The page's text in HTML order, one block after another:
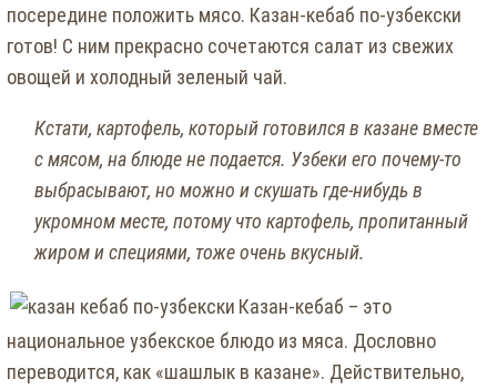
посередине положить мясо. Казан-кебаб по-узбекски
готов! С ним прекрасно сочетаются салат из свежих
овощей и холодный зеленый чай.
Кстати, картофель, который готовился в казане вместе
с мясом, на блюде не подается. Узбеки его почему-то
выбрасывают, но можно и скушать где-нибудь в
укромном месте, потому что картофель, пропитанный
жиром и специями, тоже очень вкусный.
Казан-кебаб – это
национальное узбекское блюдо из мяса. Дословно
переводится, как «шашлык в казане». Действительно,